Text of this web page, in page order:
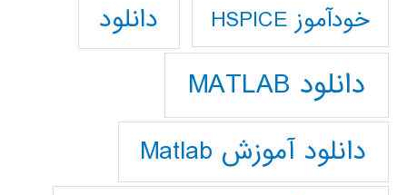
خودآموز HSPICE دانلود
دانلود MATLAB
دانلود آموزش Matlab